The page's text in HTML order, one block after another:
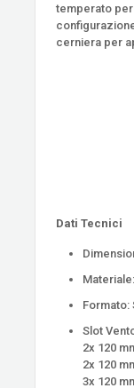
temperato per
cerniera per
Dati Tecnici
Formato:
Slot
2x 120
2x 120
3x 120